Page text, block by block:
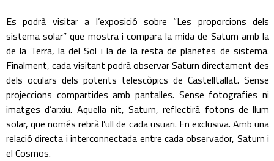
Es podrà visitar a l’exposició sobre “Les proporcions dels
sistema solar” que mostra i compara la mida de Saturn amb la
de la Terra, la del Sol i la de la resta de planetes de sistema.
Finalment, cada visitant podrà observar Saturn directament des
dels oculars dels potents telescòpics de Castelltallat. Sense
projeccions compartides amb pantalles. Sense fotografies ni
imatges d’arxiu. Aquella nit, Saturn, reflectirà fotons de llum
solar, que només rebrà l’ull de cada usuari. En exclusiva. Amb una
relació directa i interconnectada entre cada observador, Saturn i
el Cosmos.